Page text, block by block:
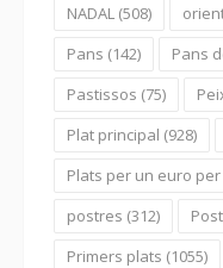
NADAL (508)
Pans (142) Pans
Pastissos (75)
Plat principal (928)
Plats per un euro
postres (312)
Primers plats (1055)